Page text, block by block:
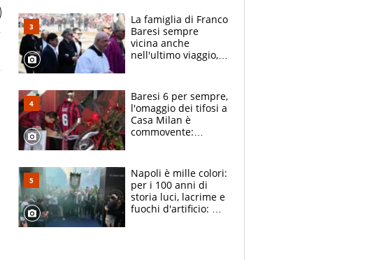
La famiglia di Franco
Baresi sempre
vicina anche
nell'ultimo viaggio,
circondati
dall'affetto dei tifosi
Baresi 6 per sempre,
l'omaggio dei tifosi a
Casa Milan è
commovente:
bigliettini
Napoli è mille colori:
per i 100 anni di
storia luci, lacrime e
fuochi d'artificio: De